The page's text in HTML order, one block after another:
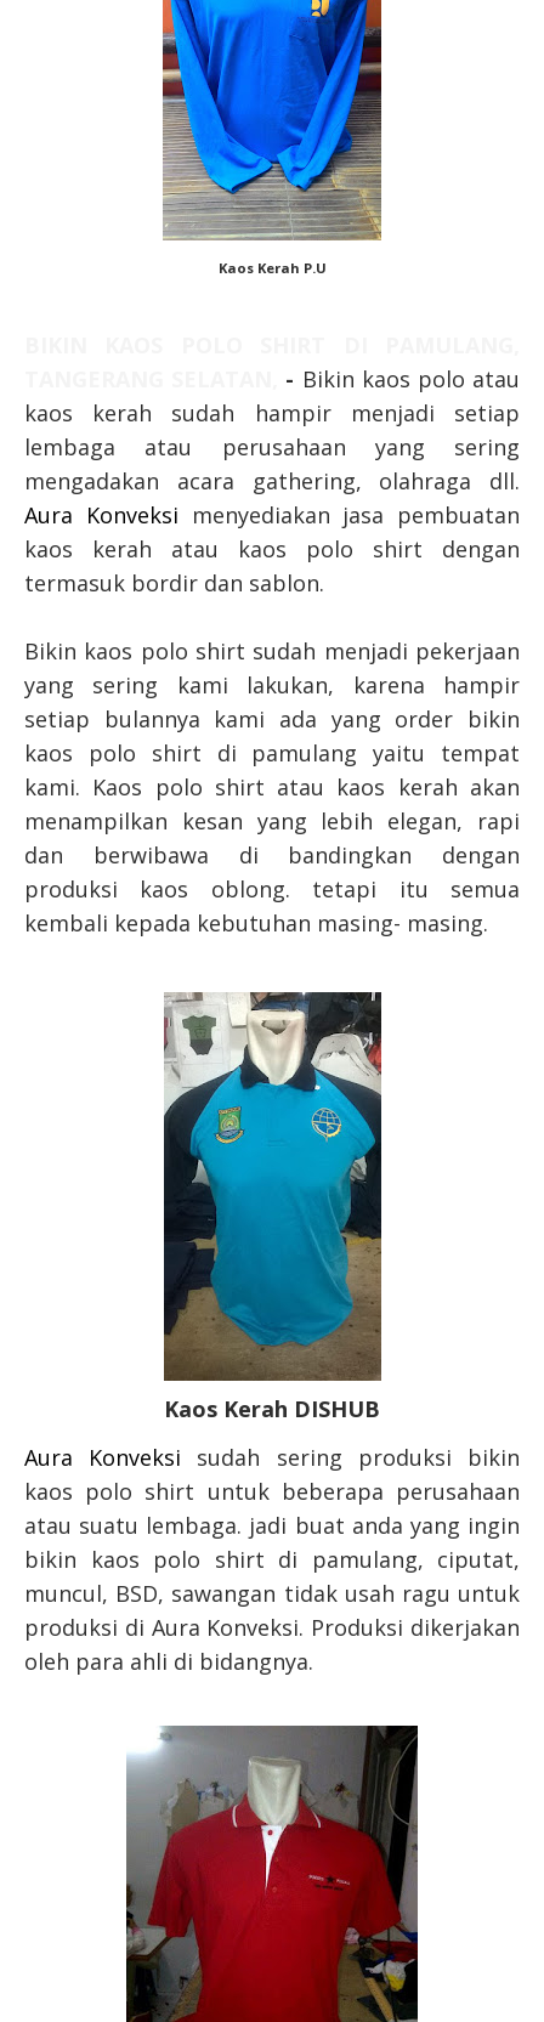
Kaos Kerah P.U
- Bikin kaos polo atau
kaos kerah sudah hampir menjadi setiap
lembaga atau perusahaan yang sering
mengadakan acara gathering, olahraga dll.
Aura Konveksi menyediakan jasa pembuatan
kaos kerah atau kaos polo shirt dengan
termasuk bordir dan sablon.
Bikin kaos polo shirt sudah menjadi pekerjaan
yang sering kami lakukan, karena hampir
setiap bulannya kami ada yang order bikin
kaos polo shirt di pamulang yaitu tempat
kami. Kaos polo shirt atau kaos kerah akan
menampilkan kesan yang lebih elegan, rapi
dan berwibawa di bandingkan dengan
produksi kaos oblong. tetapi itu semua
kembali kepada kebutuhan masing- masing.
Kaos Kerah DISHUB
Aura Konveksi sudah sering produksi bikin
kaos polo shirt untuk beberapa perusahaan
atau suatu lembaga. jadi buat anda yang ingin
bikin kaos polo shirt di pamulang, ciputat,
muncul, BSD, sawangan tidak usah ragu untuk
produksi di Aura Konveksi. Produksi dikerjakan
oleh para ahli di bidangnya.